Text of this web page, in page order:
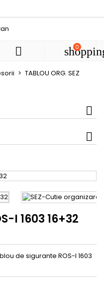
 0
TABLOU ORG. SEZ
I 1603 16+32
de sigurante ROS-I 1603
Create new
a salva produsele in